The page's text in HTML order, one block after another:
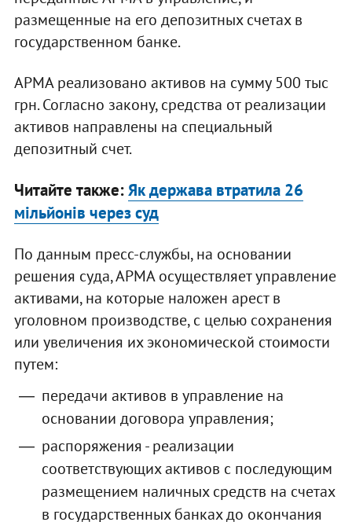
размещенные на его депозитных счетах в
государственном банке.
АРМА реализовано активов на сумму 500 тыс
грн. Согласно закону, средства от реализации
активов направлены на специальный
депозитный счет.
Читайте также:Як держава втратила 26
мільйонів через суд
По данным пресс-службы, на основании
решения суда, АРМА осуществляет управление
активами, на которые наложен арест в
уголовном производстве, с целью сохранения
или увеличения их экономической стоимости
путем:
передачи активов в управление на
основании договора управления;
распоряжения - реализации
соответствующих активов с последующим
размещением наличных средств на счетах
в государственных банках до окончания